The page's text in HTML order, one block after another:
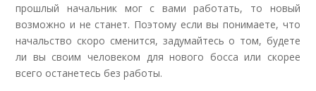
прошлый начальник мог с вами работать, то новый
возможно и не станет. Поэтому если вы понимаете, что
начальство скоро сменится, задумайтесь о том, будете
ли вы своим человеком для нового босса или скорее
всего останетесь без работы.